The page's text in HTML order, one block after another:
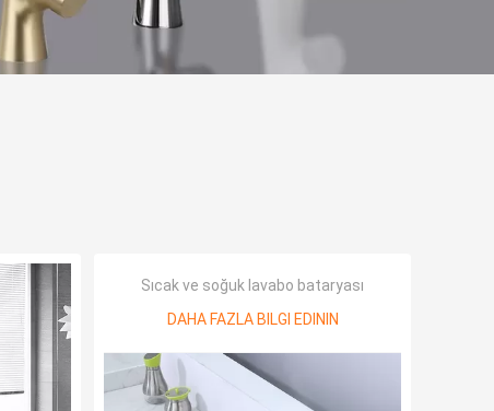
Sıcak ve soğuk lavabo bataryası
DAHA FAZLA BILGI EDININ